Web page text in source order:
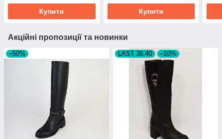
Купити Купити
Акційні пропозиції та новинки
–50% LAST 36,40 –10%